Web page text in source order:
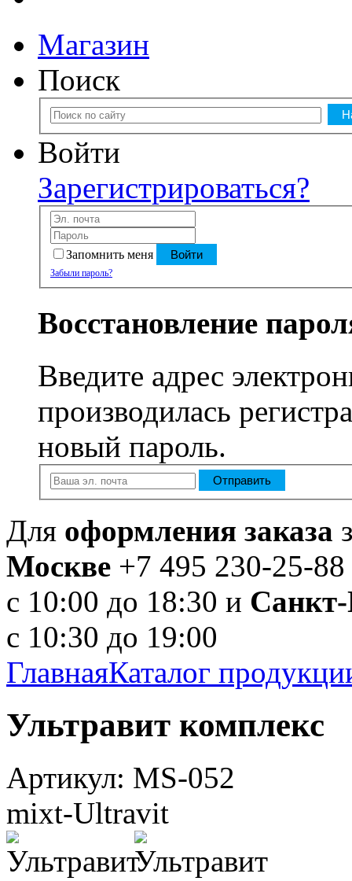
Магазин
Поиск
Войти
Зарегистрироваться?
Запомнить меня Войти
Забыли пароль?
Восстановление
Введите адрес
производилась
новый пароль.
Отправить
Для оформления заказа
Москве +7 495 230-25-88
с 10:00 до 18:30 и Санкт-
с 10:30 до 19:00
ГлавнаяКаталог
Ультравит комплекс
Артикул: MS-052
mixt-Ultravit